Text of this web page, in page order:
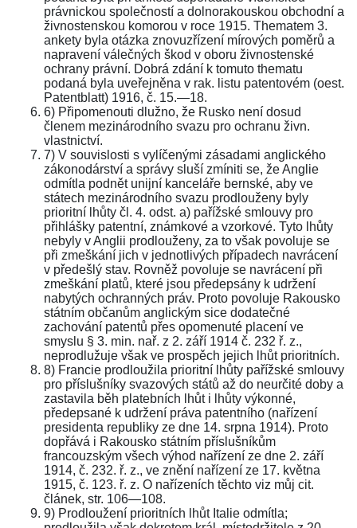
právnickou společností a dolnorakouskou obchodní a
živnostenskou komorou v roce 1915. Thematem 3.
ankety byla otázka znovuzřízení mírových poměrů a
napravení válečných škod v oboru živnostenské
ochrany právní. Dobrá zdání k tomuto thematu
podaná byla uveřejněna v rak. listu patentovém (oest.
Patentblatt) 1916, č. 15.—18.
6) Připomenouti dlužno, že Rusko není dosud
členem mezinárodního svazu pro ochranu živn.
vlastnictví.
7) V souvislosti s vylíčenými zásadami anglického
zákonodárství a správy sluší zmíniti se, že Anglie
odmítla podnět unijní kanceláře bernské, aby ve
státech mezinárodního svazu prodlouženy byly
prioritní lhůty čl. 4. odst. a) pařížské smlouvy pro
přihlášky patentní, známkové a vzorkové. Tyto lhůty
nebyly v Anglii prodlouženy, za to však povoluje se
při zmeškání jich v jednotlivých případech navrácení
v předešlý stav. Rovněž povoluje se navrácení při
zmeškání platů, které jsou předepsány k udržení
nabytých ochranných práv. Proto povoluje Rakousko
státním občanům anglickým sice dodatečné
zachování patentů přes opomenuté placení ve
smyslu § 3. min. nař. z 2. září 1914 č. 232 ř. z.,
neprodlužuje však ve prospěch jejich lhůt prioritních.
8) Francie prodloužila prioritní lhůty pařížské smlouvy
pro příslušníky svazových států až do neurčité doby a
zastavila běh platebních lhůt i lhůty výkonné,
předepsané k udržení práva patentního (nařízení
presidenta republiky ze dne 14. srpna 1914). Proto
dopřává i Rakousko státním příslušníkům
francouzským všech výhod nařízení ze dne 2. září
1914, č. 232. ř. z., ve znění nařízení ze 17. května
1915, č. 123. ř. z. O nařízeních těchto viz můj cit.
článek, str. 106—108.
9) Prodloužení prioritních lhůt Italie odmítla;